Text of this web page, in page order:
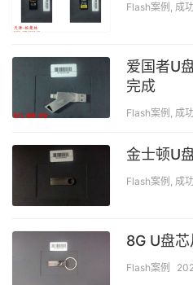
Flash案例 , 成
爱国者U
完成
Flash案例 , 成
金士顿U
Flash案例 , 成
8G U盘
Flash案例